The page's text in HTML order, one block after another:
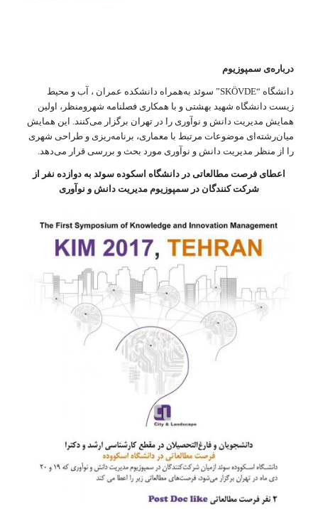
درباره‌ی سمپوزیوم
دانشگاه “SKÖVDE” سوئد به‌همراه دانشکده عمران ، آب و محیط
زیست دانشگاه شهید بهشتی و با همکاری فصلنامه شهرومنظر، اولین
همایش مدیریت دانش و نوآوری را در تهران برگزار می‌کنند. این همایش
میان‌رشته‌ای موضوعات مرتبط با معماری، برنامه‌ریزی و طراحی شهری
را از منظر مدیریت دانش و نوآوری مورد بحث و بررسی قرار می‌دهد.
اعطای فرصت مطالعاتی در دانشگاه اسکوده سوئد به دوازده نفر از
شرکت کنندگان در سمپوزیوم مدیریت دانش و نوآوری